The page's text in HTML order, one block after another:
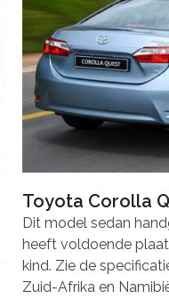
Toyota Corolla
Dit model sedan
heeft voldoende
kind. Zie de
Zuid-Afrika en